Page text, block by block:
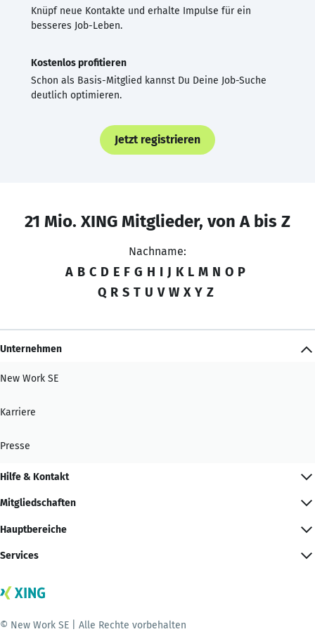
Knüpf neue Kontakte und erhalte Impulse für ein
besseres Job-Leben.
Kostenlos profitieren
Schon als Basis-Mitglied kannst Du Deine Job-Suche
deutlich optimieren.
Jetzt registrieren
21 Mio. XING Mitglieder, von A bis Z
Nachname:
A B C D E F G H I J K L M N O P
Q R S T U V W X Y Z
Unternehmen
New Work SE
Karriere
Presse
Hilfe & Kontakt
Mitgliedschaften
Hauptbereiche
Services
© New Work SE | Alle Rechte vorbehalten